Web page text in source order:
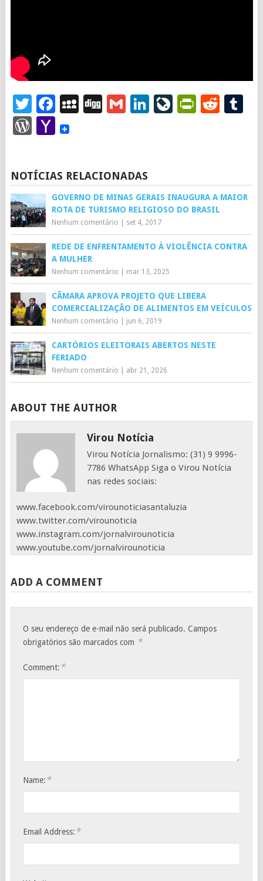
Twitter
Facebook
MySpace
DiggGmailLinkedIn
WordPress
Yahoo
NOTÍCIAS RELACIONADAS
GOVERNO DE MINAS GERAIS INAUGURA A MAIOR
ROTA DE TURISMO RELIGIOSO DO BRASIL
Nenhum comentário set 4, 2017
REDE DE ENFRENTAMENTO À VIOLÊNCIA CONTRA
A MULHER
Nenhum comentário mar 13, 2025
CÂMARA APROVA PROJETO QUE LIBERA
COMERCIALIZAÇÃO DE ALIMENTOS EM VEÍCULOS
Nenhum comentário jun 6, 2019
CARTÓRIOS ELEITORAIS ABERTOS NESTE
FERIADO
Nenhum comentário abr 21, 2026
ABOUT THE AUTHOR
Virou Notícia
Virou Notícia Jornalismo: (31) 9 9996-
7786 WhatsApp Siga o Virou Notícia
nas redes sociais:
www.facebook.com/virounoticiasantaluzia
www.twitter.com/virounoticia
www.instagram.com/jornalvirounoticia
www.youtube.com/jornalvirounoticia
ADD A COMMENT
O seu endereço de e-mail não será publicado. Campos
obrigatórios são marcados com *
Comment: *
Name: *
Email Address: *